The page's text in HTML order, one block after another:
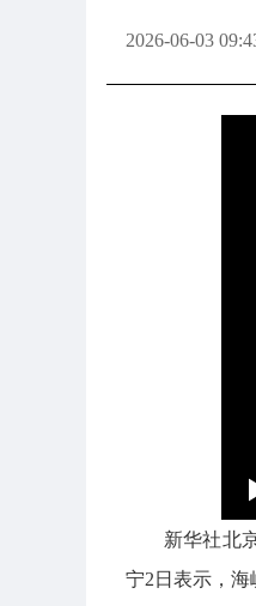
2026-06-03
新华社北
宁2日表示，